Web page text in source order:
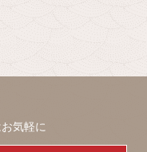
気軽に